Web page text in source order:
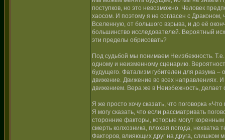
поступков, но это невозможно. Человек
хаосом. И поэтому я не согласен с
Вселенную, от большого взрыва, и до её
большинство исследователей. Вероятный
эти пределы обрисовать?
Под судьбой мы понимаем Неизбежность.
одному и неизменному сценарию.
будущего. Фатализм губителен для разума –
движение. Движение во всех направлениях.
движением. Вера же в Неизбежность, делает
Я же просто хочу сказать, что поговорка
Я могу сказать, что если рассматривать
сторонние факторы, которые могут
смерть колхозника, плохая погода, нехватка
Факторов, влияющих друг на друга, слишком